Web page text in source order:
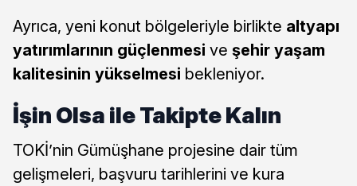
Ayrıca, yeni konut bölgeleriyle birlikte altyapı
yatırımlarının güçlenmesi ve şehir yaşam
kalitesinin yükselmesi bekleniyor.
İşin Olsa ile Takipte Kalın
TOKİ’nin Gümüşhane projesine dair tüm
gelişmeleri, başvuru tarihlerini ve kura